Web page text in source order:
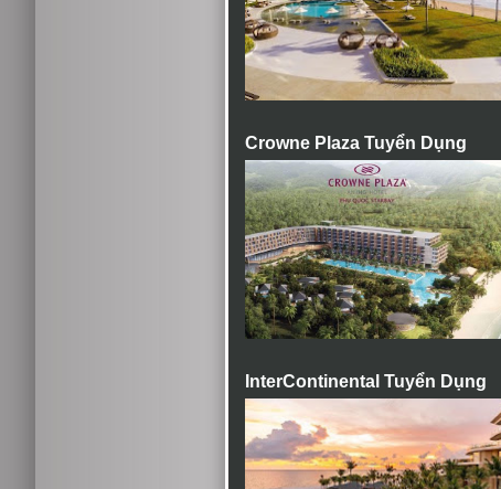
Crowne Plaza Tuyển Dụng
InterContinental Tuyển Dụng